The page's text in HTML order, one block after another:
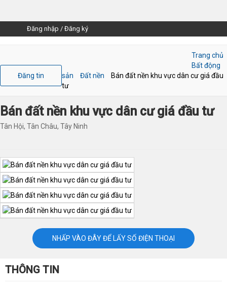
Đăng nhập / Đăng ký
Đăng tin
Trang chủ
Bất động
sản
Đất nền
Bán đất nền khu vực dân cư giá đầu
tư
Bán đất nền khu vực dân cư giá đầu tư
Tân Hội, Tân Châu, Tây Ninh
NHẤP VÀO ĐÂY ĐỂ LẤY SỐ ĐIỆN THOẠI
THÔNG TIN